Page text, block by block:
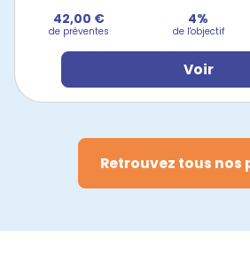
42,00 €
de préventes
4%
de l'objectif
Voir
Retrouvez tous nos